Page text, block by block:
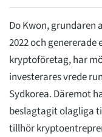
Do Kwon, grundaren
2022 och genererade
kryptoföretag, har
investerares vrede
Sydkorea. Däremot
beslagtagit olagliga
tillhör